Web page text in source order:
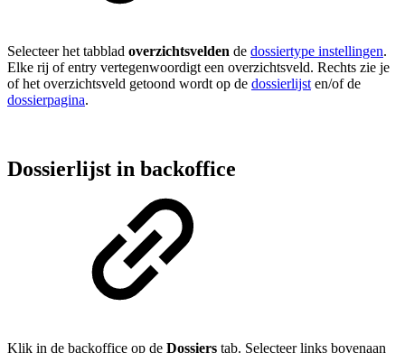
Selecteer het tabblad overzichtsvelden de dossiertype instellingen.
Elke rij of entry vertegenwoordigt een overzichtsveld. Rechts zie je
of het overzichtsveld getoond wordt op de dossierlijsten/of de
dossierpagina.
Dossierlijst in backoffice
Klik in de backoffice op de Dossiers tab. Selecteer links bovenaan